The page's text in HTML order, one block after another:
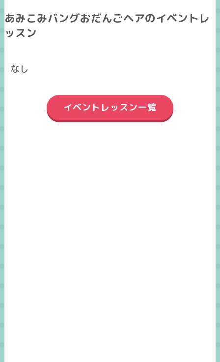
あみこみバングおだんごヘアのイベントレ
ッスン
なし
イベントレッスン一覧